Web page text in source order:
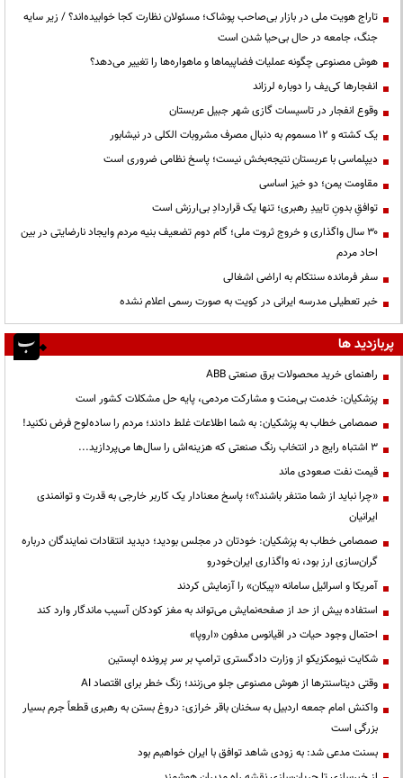
تاراج هویت ملی در بازار بی‌صاحب پوشاک؛ مسئولان نظارت کجا خوابیده‌اند؟ / زیر سایه
جنگ، جامعه در حال بی‌حیا شدن است
هوش مصنوعی چگونه عملیات فضاپیماها و ماهواره‌ها را تغییر می‌دهد؟
انفجارها کی‌یف را دوباره لرزاند
وقوع انفجار در تاسیسات گازی شهر جبیل عربستان
یک کشته و ۱۲ مسموم به دنبال مصرف مشروبات الکلی در نیشابور
دیپلماسی با عربستان نتیجه‌بخش نیست؛ پاسخ نظامی ضروری است
مقاومت یمن؛ دو خیز اساسی
توافقِ بدونِ تاییدِ رهبری؛ تنها یک قراردادِ بی‌ارزش است
۳۰ سال واگذاری و خروج ثروت ملی؛ گام دوم تضعیف بنیه مردم وایجاد نارضایتی در بین
احاد مردم
سفر فرمانده سنتکام به اراضی اشغالی
خبر تعطیلی مدرسه ایرانی در کویت به صورت رسمی اعلام نشده
پربازدید ها
راهنمای خرید محصولات برق صنعتی ABB
پزشکیان: خدمت بی‌منت و مشارکت مردمی، پایه حل مشکلات کشور است
صمصامی خطاب به پزشکیان: به شما اطلاعات غلط دادند؛ مردم را ساده‌لوح فرض نکنید!
3 اشتباه رایج در انتخاب رنگ صنعتی که هزینه‌اش را سال‌ها می‌پردازید...
قیمت نفت صعودی ماند
«چرا نباید از شما متنفر باشند؟»؛ پاسخ معنادار یک کاربر خارجی به قدرت و توانمندی
ایرانیان
صمصامی خطاب به پزشکیان: خودتان در مجلس بودید؛ دیدید انتقادات نمایندگان درباره
گران‌سازی ارز بود، نه واگذاری ایران‌خودرو
آمریکا و اسرائیل سامانه «پیکان» را آزمایش کردند
استفاده بیش از حد از صفحه‌نمایش می‌تواند به مغز کودکان آسیب ماندگار وارد کند
احتمال وجود حیات در اقیانوس مدفون «اروپا»
شکایت نیومکزیکو از وزارت دادگستری ترامپ بر سر پرونده اپستین
وقتی دیتاسنترها از هوش مصنوعی جلو می‌زنند؛ زنگ خطر برای اقتصاد AI
واکنش امام جمعه اردبیل به سخنان باقر خرازی: دروغ بستن به رهبری قطعاً جرم بسیار
بزرگی است
بسنت مدعی شد: به زودی شاهد توافق با ایران خواهیم بود